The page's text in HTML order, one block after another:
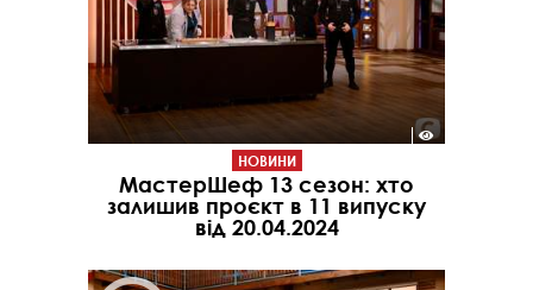
НОВИНИ
МастерШеф 13 сезон: хто
залишив проєкт в 11 випуску
від 20.04.2024